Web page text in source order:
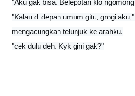
"Aku gak bisa. Belepotan klo
"Kalau di depan umum gitu, grogi
mengacungkan telunjuk ke arahku.
"cek dulu deh. Kyk gini gak?"